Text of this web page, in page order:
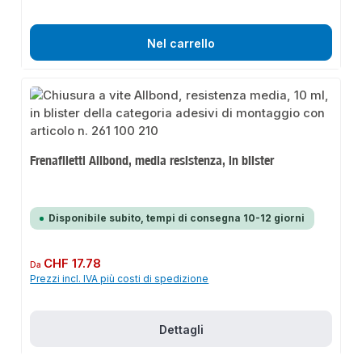
Nel carrello
Frenafiletti Allbond, media resistenza, in blister
Disponibile subito, tempi di consegna 10-12 giorni
Prezzo normale:
Da CHF 17.78
Prezzi incl. IVA più costi di spedizione
Dettagli